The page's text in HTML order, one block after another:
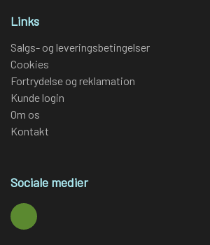
Links
Salgs- og leveringsbetingelser
Cookies
Fortrydelse og reklamation
Kunde login
Om os
Kontakt
Sociale medier